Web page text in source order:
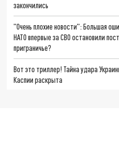
закончились
"Очень плохие новости": Большая
НАТО впервые за СВО остановили
приграничье?
Вот это триллер! Тайна удара
Каспии раскрыта